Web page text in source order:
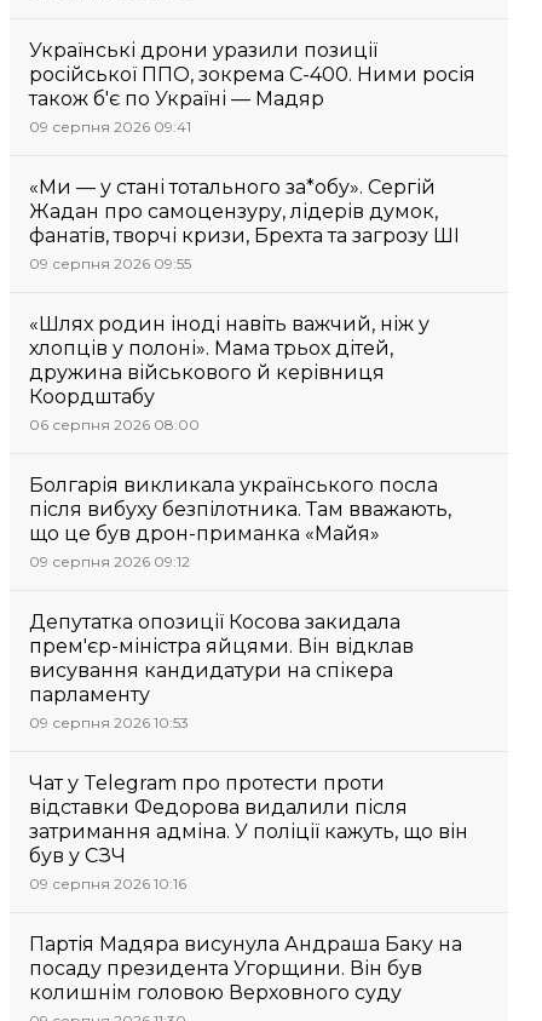
Українські дрони уразили позиції
російської ППО, зокрема С-400. Ними росія
також б'є по Україні — Мадяр
09 серпня 2026 09:41
«Ми — у стані тотального за*обу». Сергій
Жадан про самоцензуру, лідерів думок,
фанатів, творчі кризи, Брехта та загрозу ШІ
09 серпня 2026 09:55
«Шлях родин іноді навіть важчий, ніж у
хлопців у полоні». Мама трьох дітей,
дружина військового й керівниця
Коордштабу
06 серпня 2026 08:00
Болгарія викликала українського посла
після вибуху безпілотника. Там вважають,
що це був дрон-приманка «Майя»
09 серпня 2026 09:12
Депутатка опозиції Косова закидала
прем'єр-міністра яйцями. Він відклав
висування кандидатури на спікера
парламенту
09 серпня 2026 10:53
Чат у Telegram про протести проти
відставки Федорова видалили після
затримання адміна. У поліції кажуть, що він
був у СЗЧ
09 серпня 2026 10:16
Партія Мадяра висунула Андраша Баку на
посаду президента Угорщини. Він був
колишнім головою Верховного суду